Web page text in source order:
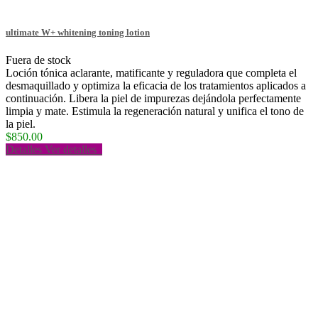
ultimate W+ whitening toning lotion
Fuera de stock
Loción tónica aclarante, matificante y reguladora que completa el
desmaquillado y optimiza la eficacia de los tratamientos aplicados a
continuación. Libera la piel de impurezas dejándola perfectamente
limpia y mate. Estimula la regeneración natural y unifica el tono de
la piel.
$850.00
Detalles Ver detalles